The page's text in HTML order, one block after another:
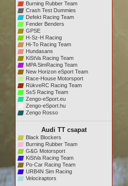
Burning Rubber Team
Crash Test Dummies
Defekt Racing Team
Fender Benders
GPSE
H-Sz-H Racing
Hi-To Racing Team
Hundasans
KiStVa Racing Team
MPA SimRacing Team
New Horizon eSport Team
Race-House Motorsport
RükveRC Racing Team
SsS Racing Team
Zengo-eSport.eu
Zengo-eSport.hu
Zengo Rosso
Audi TT csapat
Black Blockers
Burning Rubber Team
G&G Motorsport
KiStVa Racing Team
Po-Car Racing Team
URB4N Sim Racing
Velociraptors